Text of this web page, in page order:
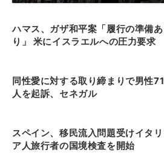
ハマス、ガザ和平案「履行の準備あ
り」 米にイスラエルへの圧力要求
同性愛に対する取り締まりで男性71
人を起訴、セネガル
スペイン、移民流入問題受けイタリ
ア人旅行者の国境検査を開始